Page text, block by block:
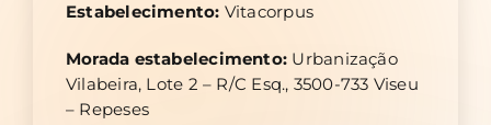
Estabelecimento: Vitacorpus
Morada estabelecimento: Urbanização
Vilabeira, Lote 2 – R/C Esq., 3500-733 Viseu
– Repeses